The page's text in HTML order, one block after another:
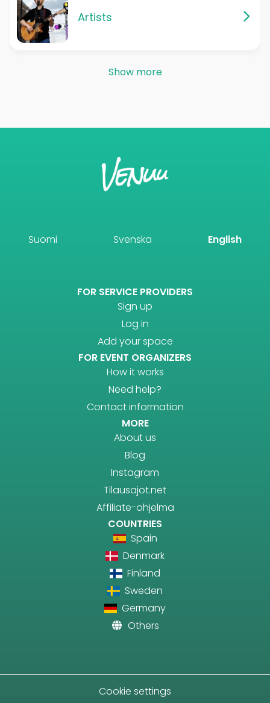
Artists
Show more
Suomi Svenska English
FOR SERVICE PROVIDERS
Sign up
Log in
Add your space
FOR EVENT ORGANIZERS
How it works
Need help?
Contact information
MORE
About us
Blog
Instagram
Tilausajot.net
Affiliate-ohjelma
COUNTRIES
Spain
Denmark
Finland
Sweden
Germany
Others
Cookie settings